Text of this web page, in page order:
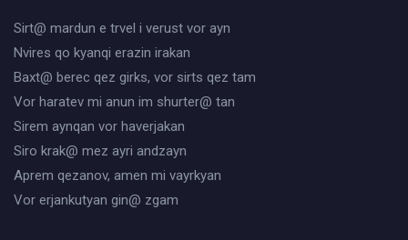
Sirt@ mardun e trvel i verust vor ayn
Nvires qo kyanqi erazin irakan
Baxt@ berec qez girks, vor sirts qez tam
Vor haratev mi anun im shurter@ tan
Sirem aynqan vor haverjakan
Siro krak@ mez ayri andzayn
Aprem qezanov, amen mi vayrkyan
Vor erjankutyan gin@ zgam